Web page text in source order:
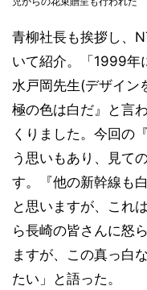
青柳社長も挨拶し、
いて紹介。「1999年
水戸岡先生(デザイン
極の色は白だ』と言
くりました。今回の
う思いもあり、見て
す。『他の新幹線も
と思いますが、これ
ら長崎の皆さんに怒
ますが、この真っ白
たい」と語った。